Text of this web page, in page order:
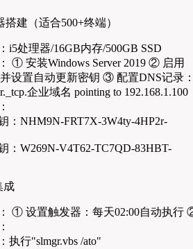
建（适合500+终端）
i5处理器/16GB内存/500GB SSD
① 安装Windows Server 2019 ② 启用
设置自动更新密钥 ③ 配置DNS记录
企业域名 pointing to 192.168.1.100
：NHM9N-FRT7X-3W4ty-4HP2r-
：W269N-V4T62-TC7QD-83HBT-
成
① 设置触发器：每天02:00自动执行
执行"slmgr.vbs /ato"